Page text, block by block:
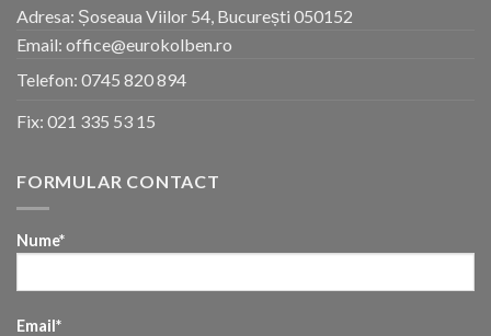
Adresa: Șoseaua Viilor 54, București 050152
Email: office@eurokolben.ro
Telefon: 0745 820 894
Fix: 021 335 53 15
FORMULAR CONTACT
Nume*
Email*